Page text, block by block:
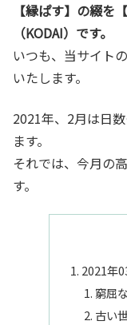
【縁ぱす】の綴を
（KODAI）です。
いつも、当サイト
いたします。
2021年、2月は日
ます。
それでは、今月の
す。
2021年
窮屈
古い